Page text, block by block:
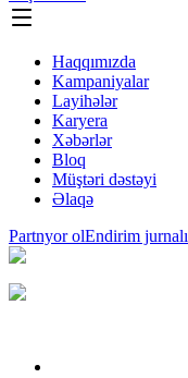
Haqqımızda
Kampaniyalar
Layihələr
Karyera
Xəbərlər
Bloq
Müştəri dəstəyi
Əlaqə
Partnyor olEndirim jurnalı